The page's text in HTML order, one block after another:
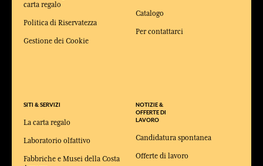
carta regalo
Politica di Riservatezza
Gestione dei Cookie
SITI & SERVIZI
La carta regalo
Laboratorio olfattivo
Fabbriche e Musei della Costa
Catalogo
Per contattarci
NOTIZIE &
OFFERTE DI
LAVORO
Candidatura spontanea
Offerte di lavoro